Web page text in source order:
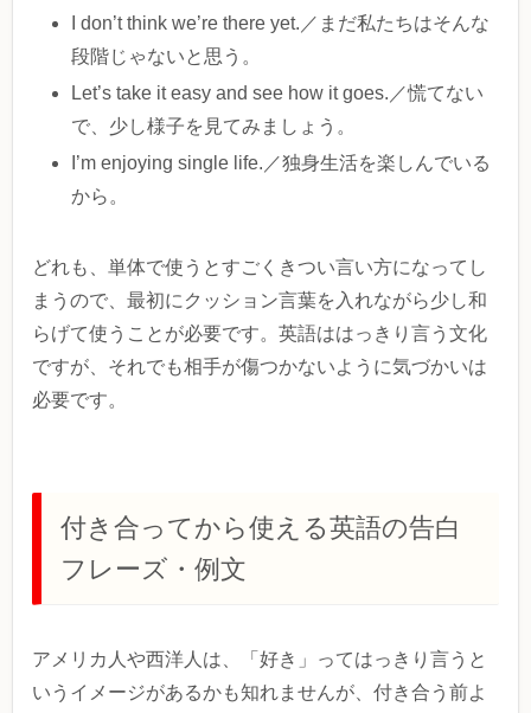
I don’t think we’re there yet.／まだ私たちはそんな
段階じゃないと思う。
Let’s take it easy and see how it goes.／慌てない
で、少し様子を見てみましょう。
I’m enjoying single life.／独身生活を楽しんでいる
から。
どれも、単体で使うとすごくきつい言い方になってし
まうので、最初にクッション言葉を入れながら少し和
らげて使うことが必要です。英語ははっきり言う文化
ですが、それでも相手が傷つかないように気づかいは
必要です。
付き合ってから使える英語の告白
フレーズ・例文
アメリカ人や西洋人は、「好き」ってはっきり言うと
いうイメージがあるかも知れませんが、付き合う前よ